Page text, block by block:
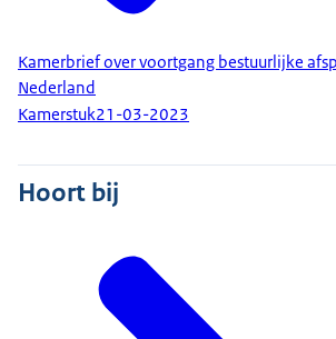
Kamerbrief over voortgang bestuurlijke
Nederland
Kamerstuk21-03-2023
Hoort bij